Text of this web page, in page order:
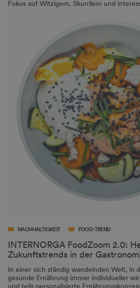
Fokus auf Witzigem, Skurrilem und
NACHHALTIGKEIT FOOD-TREND
INTERNORGA FoodZoom 2.0:
Zukunftstrends in der
In einer sich ständig wandelnden Welt, in
gesunde Ernährung immer individueller
und teils personalisierte